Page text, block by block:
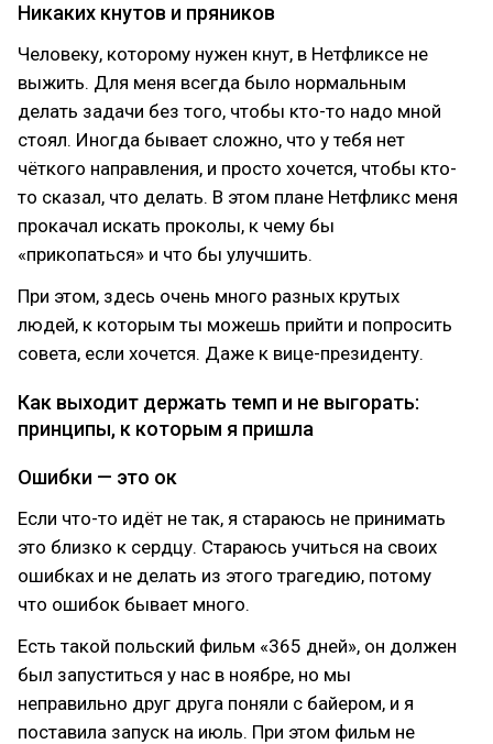
Никаких кнутов и пряников
Человеку, которому нужен кнут, в Нетфликсе не
выжить. Для меня всегда было нормальным
делать задачи без того, чтобы кто-то надо мной
стоял. Иногда бывает сложно, что у тебя нет
чёткого направления, и просто хочется, чтобы кто-
то сказал, что делать. В этом плане Нетфликс меня
прокачал искать проколы, к чему бы
«прикопаться» и что бы улучшить.
При этом, здесь очень много разных крутых
людей, к которым ты можешь прийти и попросить
совета, если хочется. Даже к вице-президенту.
Как выходит держать темп и не выгорать:
принципы, к которым я пришла
Ошибки — это ок
Если что-то идёт не так, я стараюсь не принимать
это близко к сердцу. Стараюсь учиться на своих
ошибках и не делать из этого трагедию, потому
что ошибок бывает много.
Есть такой польский фильм «365 дней», он должен
был запуститься у нас в ноябре, но мы
неправильно друг друга поняли с байером, и я
поставила запуск на июль. При этом фильм не